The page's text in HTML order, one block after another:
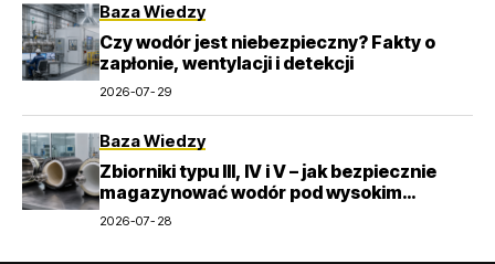
Baza Wiedzy
Czy wodór jest niebezpieczny? Fakty o
zapłonie, wentylacji i detekcji
2026-07-29
Baza Wiedzy
Zbiorniki typu III, IV i V – jak bezpiecznie
magazynować wodór pod wysokim
ciśnieniem?
2026-07-28